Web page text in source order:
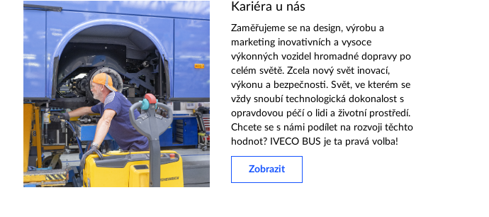
Kariéra u nás
Zaměřujeme se na design, výrobu a
marketing inovativních a vysoce
výkonných vozidel hromadné dopravy po
celém světě. Zcela nový svět inovací,
výkonu a bezpečnosti. Svět, ve kterém se
vždy snoubí technologická dokonalost s
opravdovou péčí o lidi a životní prostředí.
Chcete se s námi podílet na rozvoji těchto
hodnot? IVECO BUS je ta pravá volba!
Zobrazit